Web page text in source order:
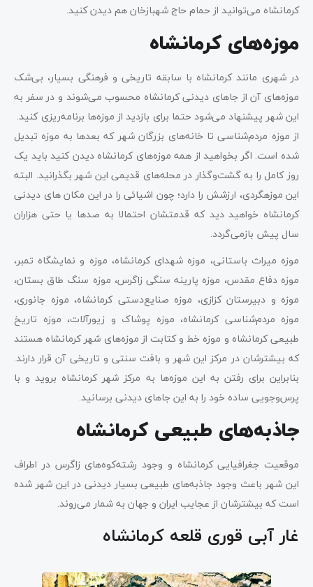
کرمانشاه می‌توانید از حمام حاج شهبازخان هم دیدن کنید.
موزه‌های کرمانشاه
در شهری مانند کرمانشاه با سابقه تاریخی و فرهنگی بسیار، بی‌شک
موزه‌های آن از جاهای دیدنی کرمانشاه محسوب می‌شوند و در سفر به
این شهر پیشنهاد می‌شود حتما برای بازدید از موزه‌ها برنامه‌ریزی کنید.
از موزه مردم‌شناسی تا خانه‌های بزرگان شهر که بعدها به موزه تبدیل
شده‌ است. اگر بخواهید از همه موزه‌های کرمانشاه دیدن کنید باید یک
روز کامل را به گشت‌وگذار در محله‌های قدیمی این شهر بگذرانید. البته
این موزه‎گردی، ارزشش را دارد؛ چون اشیائی را در این مکان‌ های دیدنی
کرمانشاه خواهید دید که قدمتشان احتمالا به صدها یا حتی هزاران
سال پیش بازمی‌گردد.
موزه میراث باستانی، موزه شهدای کرمانشاه، موزه و نمایشگاه تمبر،
موزه دفاع مقدس، موزه پارینه سنگی زاگرس، موزه سنگ طاق بستان،
موزه و دبیرستان کزازی، موزه صنایع‌دستی کرمانشاه، موزه جانوری،
موزه مردم‌شناسی کرمانشاه، موزه پوشاک و زیورآلات، موزه تاریخ
طبیعی کرمانشاه و موزه خط و کتابت از موزه‌های شهر کرمانشاه هستند
که بیشترشان در مرکز این شهر و بافت سنتی و تاریخی آن قرار دارند.
بنابراین برای رفتن به این موزه‌ها به مرکز شهر کرمانشاه بروید و با
پرس‌وجویی ساده خود را به این جاهای دیدنی برسانید.
جاذبه‌های طبیعی کرمانشاه
موقعیت جغرافیایی کرمانشاه و وجود رشته‌کوه‌های زاگرس در اطراف
این شهر باعث وجود جاذبه‌های طبیعی بسیار دیدنی در این شهر شده
است که بیشترشان از عجایب ایران و جهان به شمار می‌روند.
غار آبی قوری قلعه کرمانشاه